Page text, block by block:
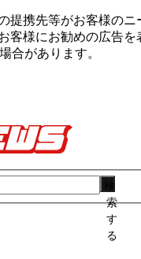
提携先等がお客様のニ
客様にお勧めの広告を
合があります。
索
す
る